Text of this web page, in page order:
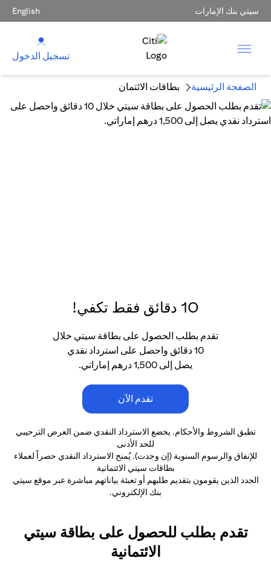
سيتي بنك الإمارات English
تسجيل الدخول
الصفحة الرئيسية بطاقات الائتمان
10 دقائق فقط تكفي!
تقدم بطلب الحصول على بطاقة سيتي خلال
10 دقائق واحصل على استرداد نقدي
يصل إلى 1,500 درهم إماراتي.
تقدم الآن
تطبق الشروط والأحكام. يخضع الاسترداد النقدي ضمن العرض الترحيبي
للحد الأدنى
للإنفاق والرسوم السنوية (إن وجدت). يُمنح الاسترداد النقدي حصراً لعملاء
بطاقات سيتي الائتمانية
الجدد الذين يقومون بتقديم طلبهم أو تعبئة بياناتهم مباشرة عبر موقع سيتي
بنك الإلكتروني.
تقدم بطلب للحصول على بطاقة سيتي
الائتمانية